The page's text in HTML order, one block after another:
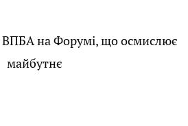
ВПБА на Форумі, що осмислює
майбутнє